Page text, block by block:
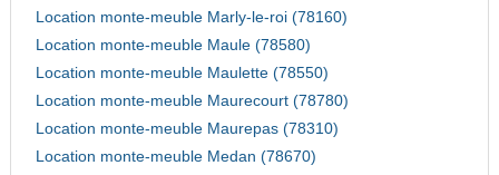
Location monte-meuble Marly-le-roi (78160)
Location monte-meuble Maule (78580)
Location monte-meuble Maulette (78550)
Location monte-meuble Maurecourt (78780)
Location monte-meuble Maurepas (78310)
Location monte-meuble Medan (78670)